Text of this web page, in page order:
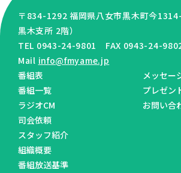
番組表
番組一覧
ラジオCM
司会依頼
スタッフ紹介
組織概要
メッセー
プレゼン
お問い合
〒834-1292 福岡県八女市黒木町今
黒木支所 2階）
TEL 0943-24-9801 FAX 0943-24-
Mail info@fmyame.jp
番組放送基準